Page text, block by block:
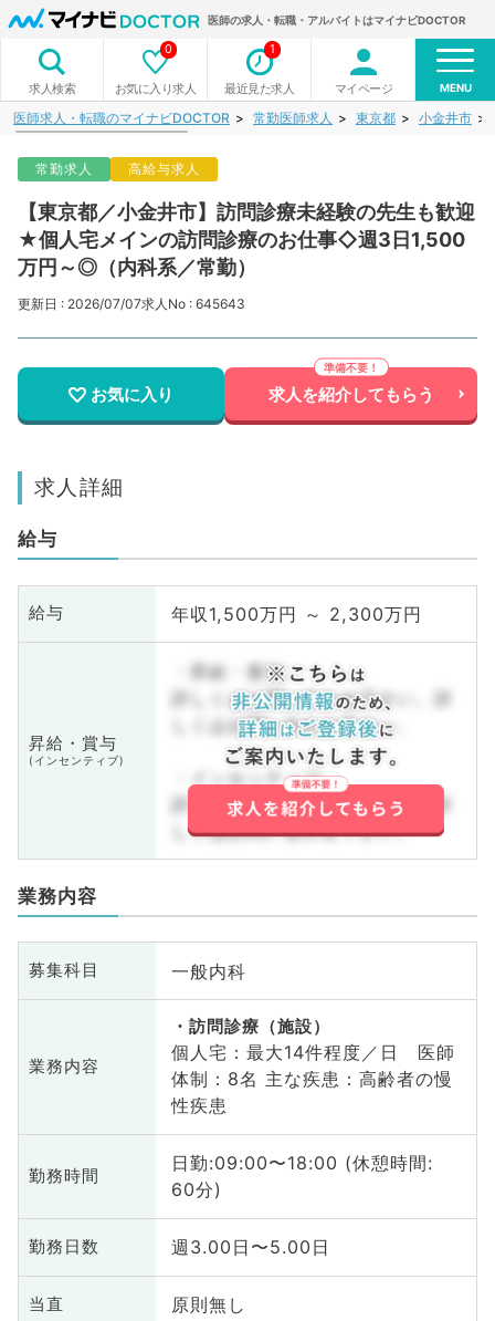
医師の求人・転職・アルバイトはマイナビDOCTOR
求人検索 お気に入り求人
0
最近見た求人
1
マイページ MENU
医師求人・転職のマイナビDOCTOR 常勤医師求人 東京都 小金井市
常勤求人 高給与求人
【東京都／小金井市】訪問診療未経験の先生も歓迎
★個人宅メインの訪問診療のお仕事◇週3日1,500
万円～◎（内科系／常勤）
更新日 : 2026/07/07求人No : 645643
お気に入り 求人を紹介してもらう
求人詳細
給与
給与 年収1,500万円 ～ 2,300万円
昇給・賞与
(インセンティブ)
・昇給・賞与
詳しくはお問い合わせ下さい。詳
しくはお問い合わせ下さい。
・インセンティブ
詳しくはお問い合わせ下さい。詳
しくはお問い合わせ下さい。
業務内容
募集科目 一般内科
業務内容
訪問診療（施設）
個人宅：最大14件程度／日 医師
体制：8名 主な疾患：高齢者の慢
性疾患
勤務時間
日勤:09:00〜18:00 (休憩時間:
60分)
勤務日数 週3.00日〜5.00日
当直 原則無し